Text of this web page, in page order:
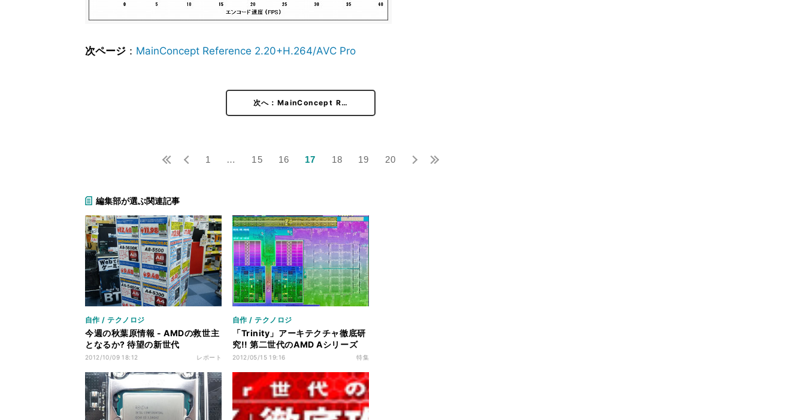
次ページ ： MainConcept Reference 2.20+H.264/AVC Pro
次へ：MainConcept R…
1 … 15 16 17 18 19 20
編集部が選ぶ関連記事
自作 / テクノロジ
今週の秋葉原情報 - AMDの救世主
となるか? 待望の新世代
APU「Trinity」の販売がスター
2012/10/09 18:12 レポート
自作 / テクノロジ
「Trinity」アーキテクチャ徹底研
究!! 第二世代のAMD Aシリーズ
APUを試す
2012/05/15 19:16 特集